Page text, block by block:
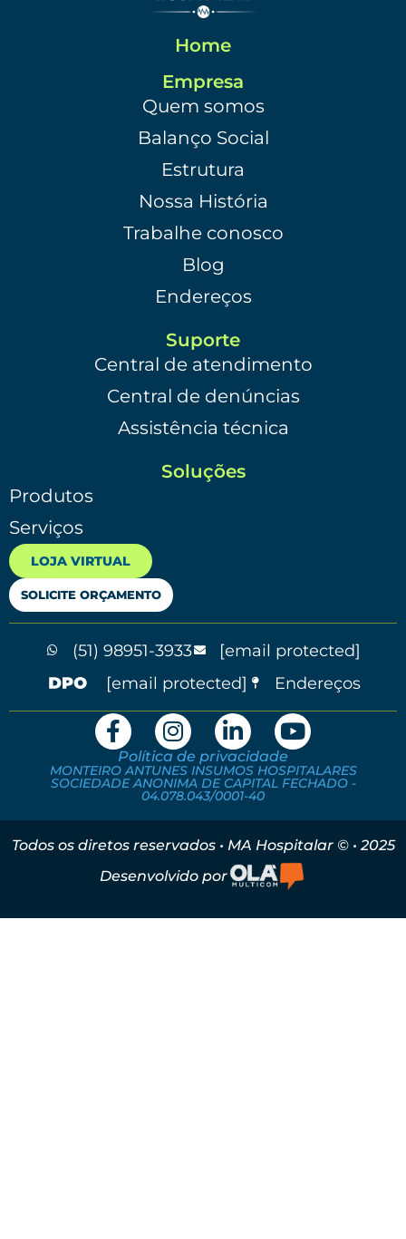
Home
Empresa
Quem somos
Balanço Social
Estrutura
Nossa História
Trabalhe conosco
Blog
Endereços
Suporte
Central de atendimento
Central de denúncias
Assistência técnica
Soluções
Produtos
Serviços
LOJA VIRTUAL
SOLICITE ORÇAMENTO
(51) 98951-3933
[email protected]
[email protected]
Endereços
Política de privacidade
MONTEIRO ANTUNES INSUMOS HOSPITALARES
SOCIEDADE ANONIMA DE CAPITAL FECHADO -
04.078.043/0001-40
Todos os diretos reservados • MA Hospitalar © • 2025
Desenvolvido por